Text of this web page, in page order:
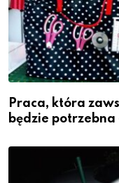
Praca, która
będzie potrzebna
zawodem
gdzie się go